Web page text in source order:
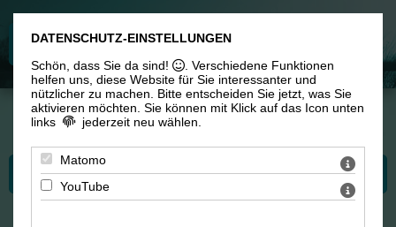
Sie sind hier:Workshops & Unterricht> Klavierunterricht
Bitte wählen Sie...
DATENSCHUTZ-EINSTELLUNGEN
Schön, dass Sie da sind!
. Verschiedene Funktionen
helfen uns, diese Website für Sie interessanter und
nützlicher zu machen.
Bitte entscheiden Sie jetzt, was Sie
aktivieren möchten. Sie können mit Klick auf das Icon unten
links
jederzeit neu wählen.
Matomo
YouTube